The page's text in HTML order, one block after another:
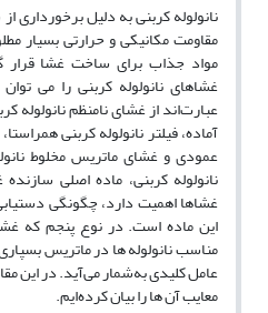
نانولوله کربنی به دلیل برخورداری
مقاومت مکانیکی و حرارتی بسیار
مواد جذاب برای ساخت غشا
غشاهای نانولوله کربنی را می
عبارت‌اند از غشای نامنظم
آماده، فیلتر نانولوله کربنی
عمودی و غشای ماتریس مخلوط
نانولوله کربنی، ماده اصلی
غشاها اهمیت دارد، چگونگی
این ماده است. در نوع پنجم که
مناسب نانولوله ها در ماتریس
عامل کلیدی به‌شمار می‌آید. در این
معایب آن ها را بیان کرده‌ایم.